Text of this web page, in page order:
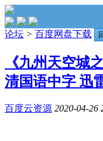
论坛 > 百度网盘下载
《九州天空城
清国语中字 迅
百度云资源 2020-04-26